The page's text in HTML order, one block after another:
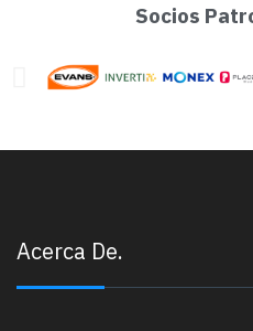
Socios
Acerca De.